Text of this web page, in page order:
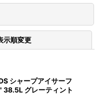
示順変更
シャープアイサーフ
グレーティント